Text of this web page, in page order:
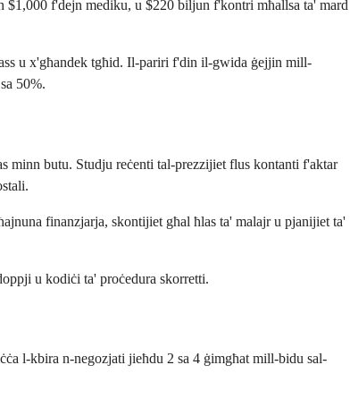
f'dejn mediku, u $220 biljun f'kontri mħallsa ta' mard
u x'għandek tgħid. Il-pariri f'din il-gwida ġejjin mill-
50%.
minn butu. Studju reċenti tal-prezzijiet flus kontanti f'aktar
finanzjarja, skontijiet għal ħlas ta' malajr u pjanijiet ta'
u kodiċi ta' proċedura skorretti.
l-kbira n-negozjati jieħdu 2 sa 4 ġimgħat mill-bidu sal-